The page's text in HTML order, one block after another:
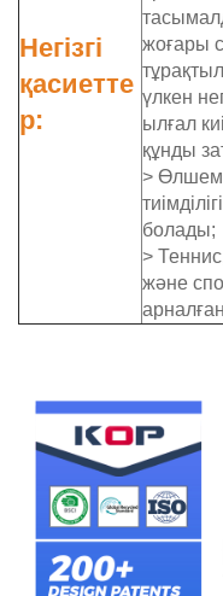
Негізгі
қасиетте
р:
жоғары
үлкен
ылғал
құнды
>
болады;
>
және